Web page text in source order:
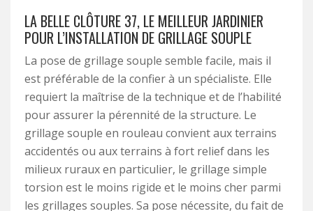
LA BELLE CLÔTURE 37, LE MEILLEUR JARDINIER
POUR L’INSTALLATION DE GRILLAGE SOUPLE
La pose de grillage souple semble facile, mais il
est préférable de la confier à un spécialiste. Elle
requiert la maîtrise de la technique et de l’habilité
pour assurer la pérennité de la structure. Le
grillage souple en rouleau convient aux terrains
accidentés ou aux terrains à fort relief dans les
milieux ruraux en particulier, le grillage simple
torsion est le moins rigide et le moins cher parmi
les grillages souples. Sa pose nécessite, du fait de